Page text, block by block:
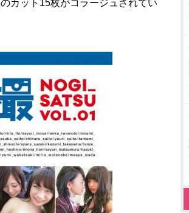
カット15枚がコラージュされてい